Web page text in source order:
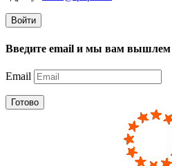
Войти
Введите email и мы вам
Email
Готово